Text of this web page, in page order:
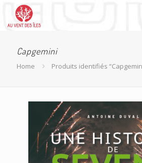
Capgemini
Home Produits identifiés